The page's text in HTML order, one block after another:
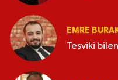
EMRE
Teşviki